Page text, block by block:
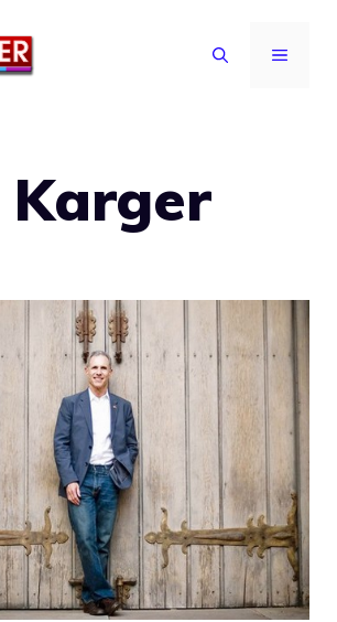
MENU
Karger